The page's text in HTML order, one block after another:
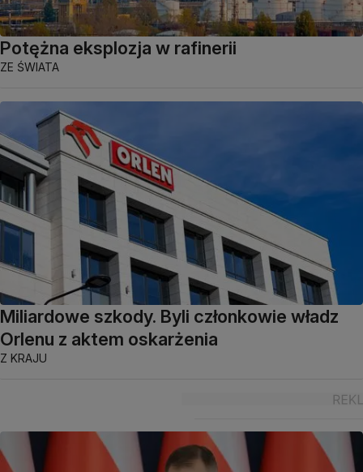
Potężna eksplozja w rafinerii
ZE ŚWIATA
Miliardowe szkody. Byli członkowie władz
Orlenu z aktem oskarżenia
Z KRAJU